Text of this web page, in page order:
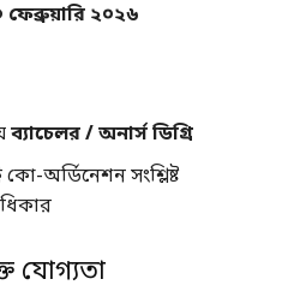
ফেব্রুয়ারি ২০২৬
ব্যাচেলর / অনার্স ডিগ্রি
কো-অর্ডিনেশন সংশ্লিষ্ট
যোগ্যতা